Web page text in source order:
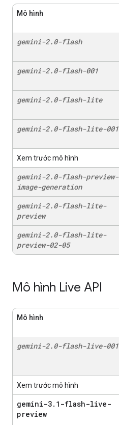
Mô hình
gemini-2.0-flash
gemini-2.0-flash-001
gemini-2.0-flash-lite
gemini-2.0-flash-lite-001
Xem trước mô hình
gemini-2.0-flash-preview-
image-generation
gemini-2.0-flash-lite-
preview
gemini-2.0-flash-lite-
preview-02-05
Mô hình Live API
Mô hình
gemini-2.0-flash-live-001
Xem trước mô hình
gemini-3. 1-flash-live-
preview